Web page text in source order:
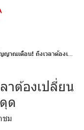
อน! ถึงเวลาต้องเปลี่ยนจานไถ ก่อนงานไถจะสะดุด
าต้องเปลี่ยน
ด
ชม